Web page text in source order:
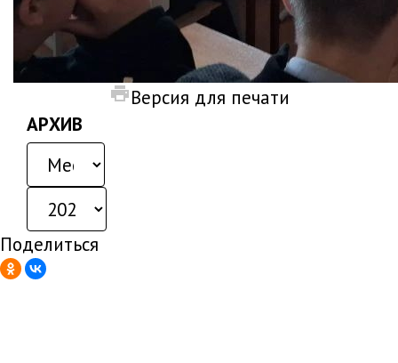
Версия для печати
АРХИВ
Поделиться